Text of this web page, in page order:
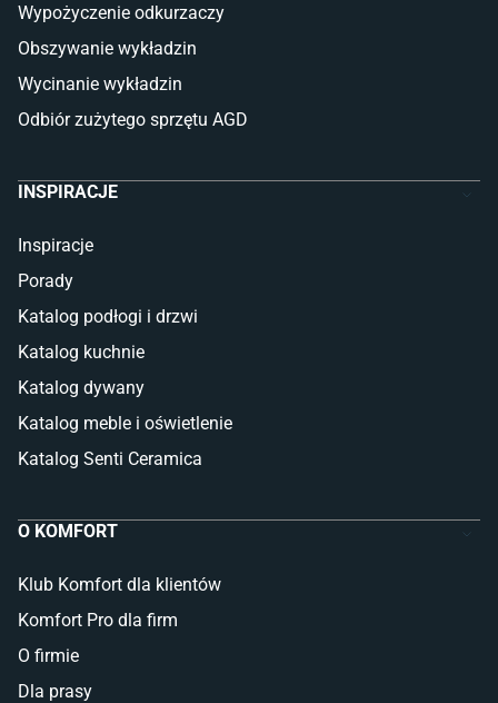
Płytki wielkoformatowe
Glazura
Płytki marmurowe
Wypożyczenie odkurzaczy
Obszywanie wykładzin
Wycinanie wykładzin
Odbiór zużytego sprzętu AGD
INSPIRACJE
Inspiracje
Porady
Katalog podłogi i drzwi
Katalog kuchnie
Katalog dywany
Katalog meble i oświetlenie
Katalog Senti Ceramica
O KOMFORT
Klub Komfort dla klientów
Komfort Pro dla firm
O firmie
Dla prasy